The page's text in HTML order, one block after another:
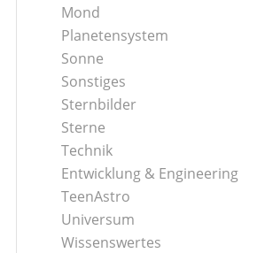
Mond
Planetensystem
Sonne
Sonstiges
Sternbilder
Sterne
Technik
Entwicklung & Engineering
TeenAstro
Universum
Wissenswertes